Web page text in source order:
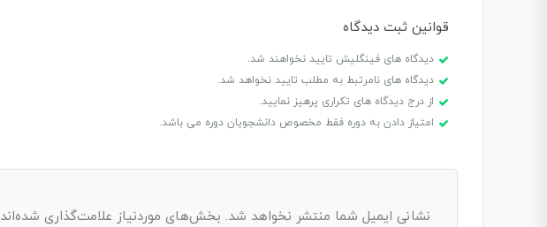
قوانین ثبت دیدگاه
دیدگاه های فینگلیش تایید نخواهند شد.
دیدگاه های نامرتبط به مطلب تایید نخواهد شد.
از درج دیدگاه های تکراری پرهیز نمایید.
امتیاز دادن به دوره فقط مخصوص دانشجویان دوره می باشد.
نشانی ایمیل شما منتشر نخواهد شد. بخش‌های موردنیاز علامت‌گذاری شده‌اند